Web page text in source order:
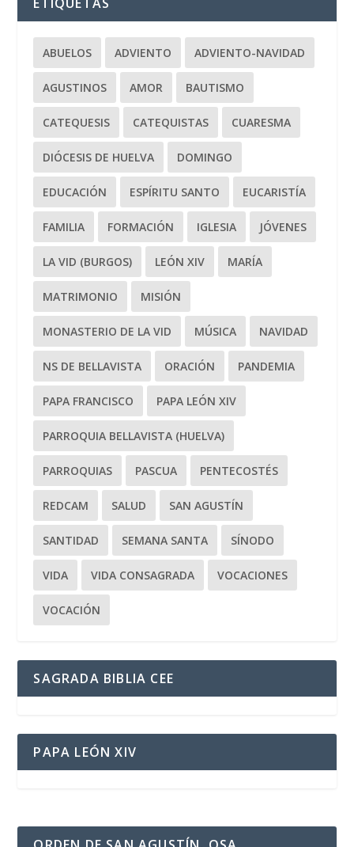
ABUELOS ADVIENTO ADVIENTO-NAVIDAD
AGUSTINOS AMOR BAUTISMO
CATEQUESIS CATEQUISTAS CUARESMA
DIÓCESIS DE HUELVA DOMINGO
EDUCACIÓN ESPÍRITU SANTO EUCARISTÍA
FAMILIA FORMACIÓN IGLESIA JÓVENES
LA VID (BURGOS) LEÓN XIV MARÍA
MATRIMONIO MISIÓN
MONASTERIO DE LA VID MÚSICA NAVIDAD
NS DE BELLAVISTA ORACIÓN PANDEMIA
PAPA FRANCISCO PAPA LEÓN XIV
PARROQUIA BELLAVISTA (HUELVA)
PARROQUIAS PASCUA PENTECOSTÉS
REDCAM SALUD SAN AGUSTÍN
SANTIDAD SEMANA SANTA SÍNODO
VIDA VIDA CONSAGRADA VOCACIONES
VOCACIÓN
SAGRADA BIBLIA CEE
PAPA LEÓN XIV